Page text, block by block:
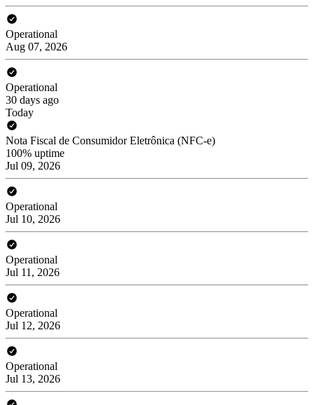
Operational
Aug 07, 2026
Operational
30 days ago
Today
Nota Fiscal de Consumidor Eletrônica (NFC-e)
100% uptime
Jul 09, 2026
Operational
Jul 10, 2026
Operational
Jul 11, 2026
Operational
Jul 12, 2026
Operational
Jul 13, 2026